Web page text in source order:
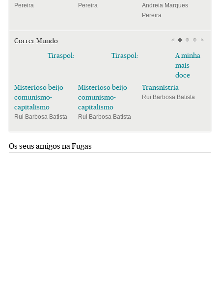
Pereira
Pereira
Andreia Marques
Pereira
Correr Mundo
Tiraspol:
Misterioso beijo
comunismo-
capitalismo
Rui Barbosa Batista
Tiraspol:
Misterioso beijo
comunismo-
capitalismo
Rui Barbosa Batista
A minha
mais
doce
Transnístria
Rui Barbosa Batista
Os seus amigos na Fugas